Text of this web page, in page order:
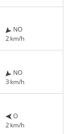
NO
2 km/h
NO
3 km/h
O
2 km/h